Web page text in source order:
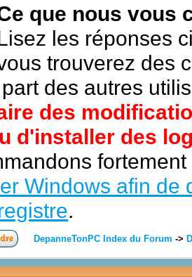
que nous vous
les réponses
trouverez des
des autres
des
d'installer des
Windows afin de
.
DepanneTonPC Index du Forum ->